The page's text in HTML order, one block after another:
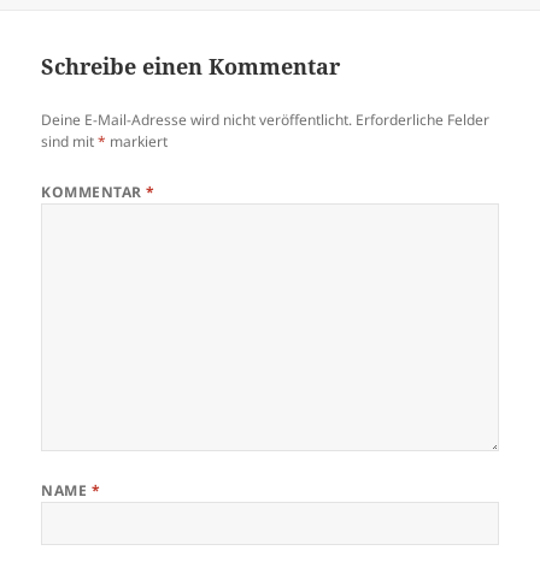
Schreibe einen Kommentar
Deine E-Mail-Adresse wird nicht veröffentlicht. Erforderliche Felder
sind mit* markiert
KOMMENTAR*
NAME *